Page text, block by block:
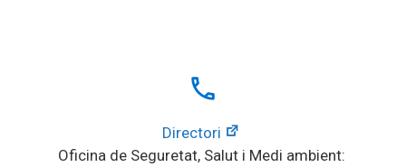
local_phone
Directori
Oficina de Seguretat, Salut i Medi ambient: